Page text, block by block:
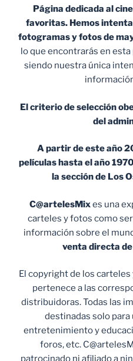
Página dedicada al
favoritas. Hemos
fotogramas y fotos de
lo que encontrarás en
siendo nuestra única
El criterio de selección
del
A partir de este año
películas hasta el año
la sección de Los
C@artelesMixes una
carteles y fotos como
información sobre el
venta directa
El copyright de los
pertenece a las
distribuidoras. Todas las
destinadas solo para
entretenimiento y
foros, etc.
patrocinado ni afiliado a